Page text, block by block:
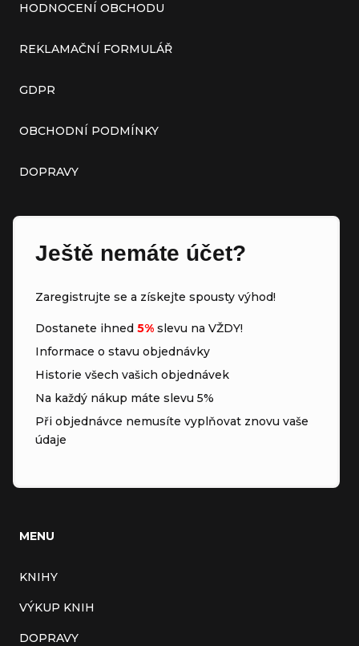
HODNOCENÍ OBCHODU
REKLAMAČNÍ FORMULÁŘ
GDPR
OBCHODNÍ PODMÍNKY
DOPRAVY
Ještě nemáte účet?
Zaregistrujte se a získejte spousty výhod!
Dostanete ihned 5% slevu na VŽDY!
Informace o stavu objednávky
Historie všech vašich objednávek
Na každý nákup máte slevu 5%
Při objednávce nemusíte vyplňovat znovu vaše
údaje
MENU
KNIHY
VÝKUP KNIH
DOPRAVY